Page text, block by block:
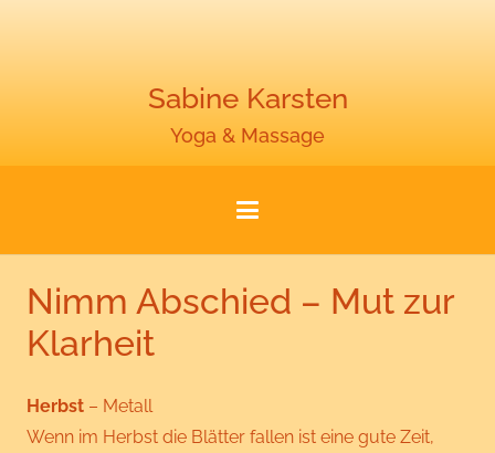
Sabine Karsten
Yoga & Massage
Nimm Abschied – Mut zur
Klarheit
Herbst – Metall
Wenn im Herbst die Blätter fallen ist eine gute Zeit,